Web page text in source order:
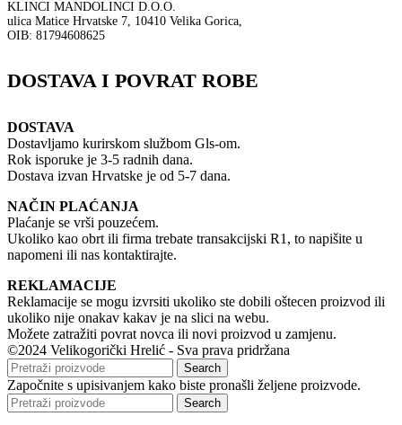
KLINCI MANDOLINCI D.O.O.
ulica Matice Hrvatske 7, 10410 Velika Gorica,
OIB: 81794608625
DOSTAVA I POVRAT ROBE
DOSTAVA
Dostavljamo kurirskom službom Gls-om.
Rok isporuke je 3-5 radnih dana.
Dostava izvan Hrvatske je od 5-7 dana.
NAČIN PLAĆANJA
Plaćanje se vrši pouzećem.
Ukoliko kao obrt ili firma trebate transakcijski R1, to napišite u
napomeni ili nas kontaktirajte.
REKLAMACIJE
Reklamacije se mogu izvrsiti ukoliko ste dobili oštecen proizvod ili
ukoliko nije onakav kakav je na slici na webu.
Možete zatražiti povrat novca ili novi proizvod u zamjenu.
©2024 Velikogorički Hrelić - Sva prava pridržana
Search
Započnite s upisivanjem kako biste pronašli željene proizvode.
Search